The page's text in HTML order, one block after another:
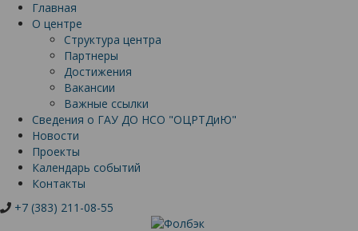
Главная
О центре
Структура центра
Партнеры
Достижения
Вакансии
Важные ссылки
Сведения о ГАУ ДО НСО "ОЦРТДиЮ"
Новости
Проекты
Календарь событий
Контакты
+7 (383) 211-08-55